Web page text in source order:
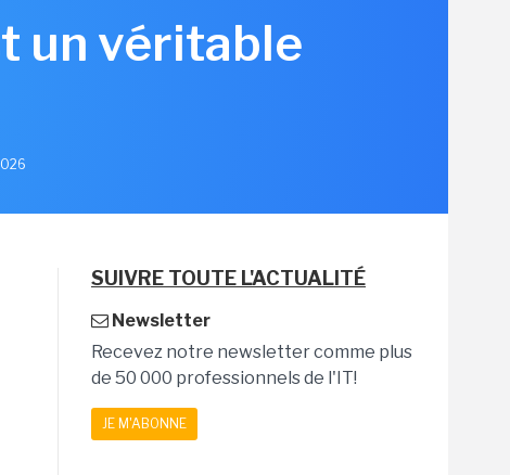
un véritable
SUIVRE TOUTE L'ACTUALITÉ
Newsletter
Recevez notre newsletter comme plus
de 50 000 professionnels de l'IT!
JE M'ABONNE